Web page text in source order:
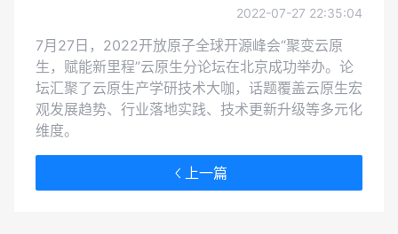
2022-07-27 22:35:04
7月27日，2022开放原子全球开源峰会“聚变云原
生，赋能新里程”云原生分论坛在北京成功举办。论
坛汇聚了云原生产学研技术大咖，话题覆盖云原生宏
观发展趋势、行业落地实践、技术更新升级等多元化
维度。
上一篇